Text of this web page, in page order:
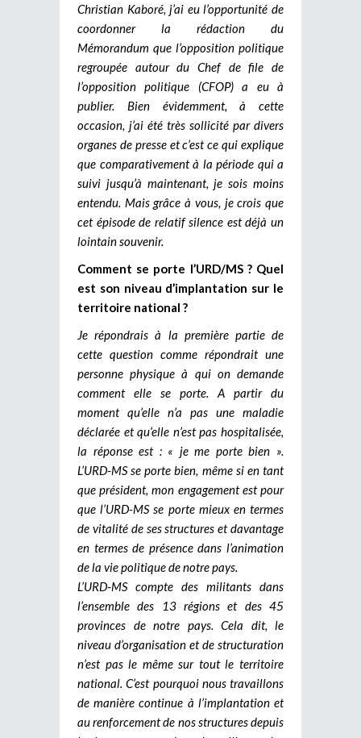
Christian Kaboré, j’ai eu l’opportunité de
coordonner la rédaction du
Mémorandum que l’opposition politique
regroupée autour du Chef de file de
l’opposition politique (CFOP) a eu à
publier. Bien évidemment, à cette
occasion, j’ai été très sollicité par divers
organes de presse et c’est ce qui explique
que comparativement à la période qui a
suivi jusqu’à maintenant, je sois moins
entendu. Mais grâce à vous, je crois que
cet épisode de relatif silence est déjà un
lointain souvenir.
Comment se porte l’URD/MS ? Quel
est son niveau d’implantation sur le
territoire national ?
Je répondrais à la première partie de
cette question comme répondrait une
personne physique à qui on demande
comment elle se porte. A partir du
moment qu’elle n’a pas une maladie
déclarée et qu’elle n’est pas hospitalisée,
la réponse est : « je me porte bien ».
L’URD-MS se porte bien, même si en tant
que président, mon engagement est pour
que l’URD-MS se porte mieux en termes
de vitalité de ses structures et davantage
en termes de présence dans l’animation
de la vie politique de notre pays.
L’URD-MS compte des militants dans
l’ensemble des 13 régions et des 45
provinces de notre pays. Cela dit, le
niveau d’organisation et de structuration
n’est pas le même sur tout le territoire
national. C’est pourquoi nous travaillons
de manière continue à l’implantation et
au renforcement de nos structures depuis